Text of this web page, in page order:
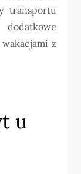
transportu
z
u